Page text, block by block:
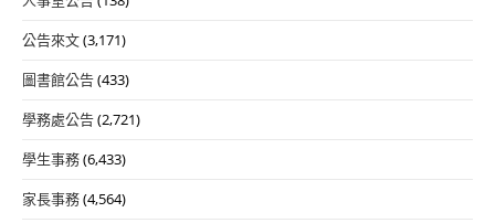
公告來文(3,171)
圖書館公告(433)
學務處公告(2,721)
學生事務(6,433)
家長事務(4,564)